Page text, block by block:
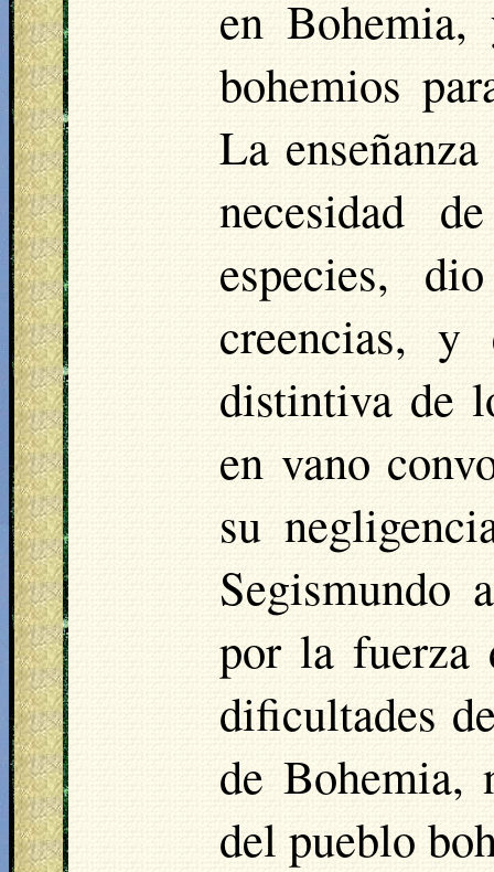
en
bohemios
La
necesidad
especies,
creencias,
distintiva de
en vano
su
Segismundo
por la fuerza
dificultades
de Bohemia,
del pueblo